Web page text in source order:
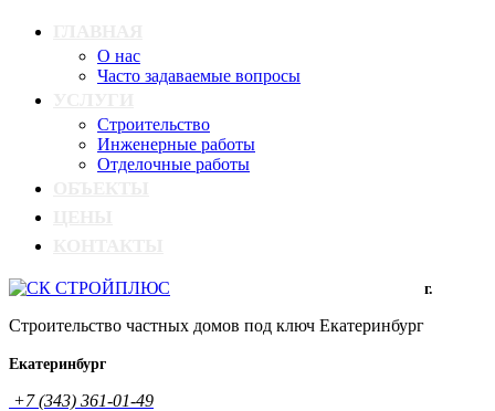
О нас
Часто задаваемые вопросы
Строительство
Инженерные работы
Отделочные работы
Строительство частных домов под ключ Екатеринбург
г.
Екатеринбург
+7 (343) 361-01-49